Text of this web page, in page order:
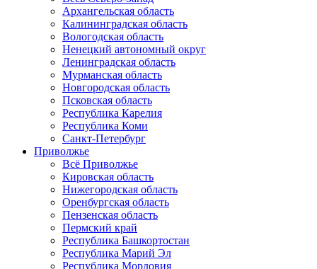
Архангельская область
Калининградская область
Вологодская область
Ненецкий автономный округ
Ленинградская область
Мурманская область
Новгородская область
Псковская область
Республика Карелия
Республика Коми
Санкт-Петербург
Приволжье
Всё Приволжье
Кировская область
Нижегородская область
Оренбургская область
Пензенская область
Пермский край
Республика Башкортостан
Республика Марий Эл
Республика Мордовия